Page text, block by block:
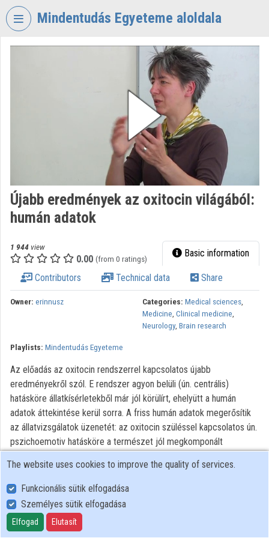
Skip header
Mindentudás Egyeteme aloldala
Categories
Organizations
Contributors
Újabb eredmények az oxitocin világából:
humán adatok
1 944 view
0.00 (from 0 ratings) Basic information
Contributors Technical data Share
Owner: erinnusz Categories: Medical sciences,
Medicine, Clinical medicine,
Neurology, Brain research
Playlists: Mindentudás Egyeteme
Az előadás az oxitocin rendszerrel kapcsolatos újabb
eredményekről szól. E rendszer agyon belüli (ún. centrális)
hatásköre állatkísérletekből már jól körülírt, ehelyütt a humán
adatok áttekintése kerül sorra. A friss humán adatok megerősítik
az állatvizsgálatok üzenetét: az oxitocin szüléssel kapcsolatos ún.
pszichoemotiv hatásköre a természet jól megkomponált
szülés történésein....
All rights reserved
User Policy
The website uses cookies to improve the quality of services.
Funkcionális sütik elfogadása
Személyes sütik elfogadása
Elfogad Elutasít